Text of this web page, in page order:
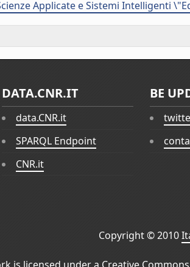
Applicate e Sistemi Intelligenti
DATA.CNR.IT
data.CNR.it
SPARQL Endpoint
CNR.it
BE
Copyright © 2010